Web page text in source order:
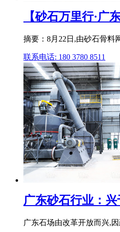
【砂石万里行·广
摘要：8月22日,由砂石骨料
联系电话: 180 3780 8511
广东砂石行业：
广东石场由改革开放而兴,